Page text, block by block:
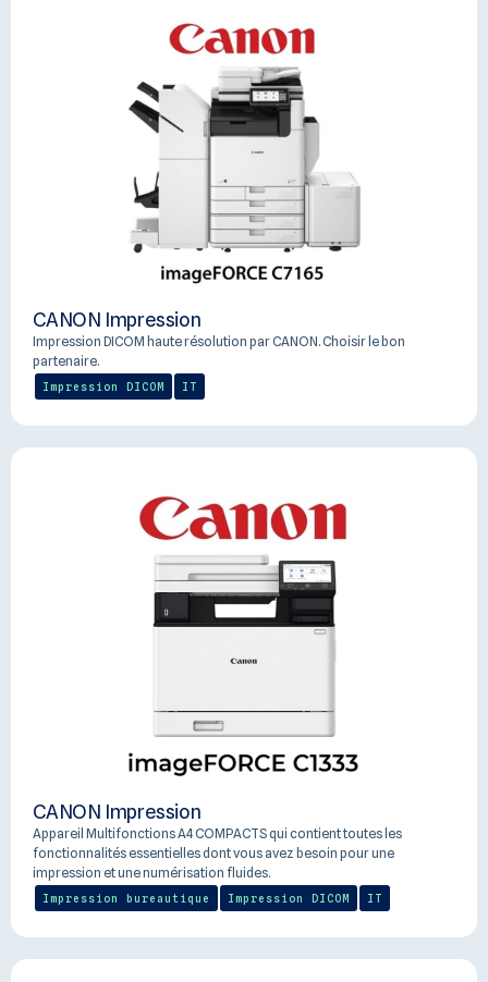
CANON Impression
partenaire.
Impression DICOM IT
CANON Impression
fonctionnalités essentielles dont vous avez besoin pour une
impression et une numérisation fluides.
Impression bureautique Impression DICOM IT